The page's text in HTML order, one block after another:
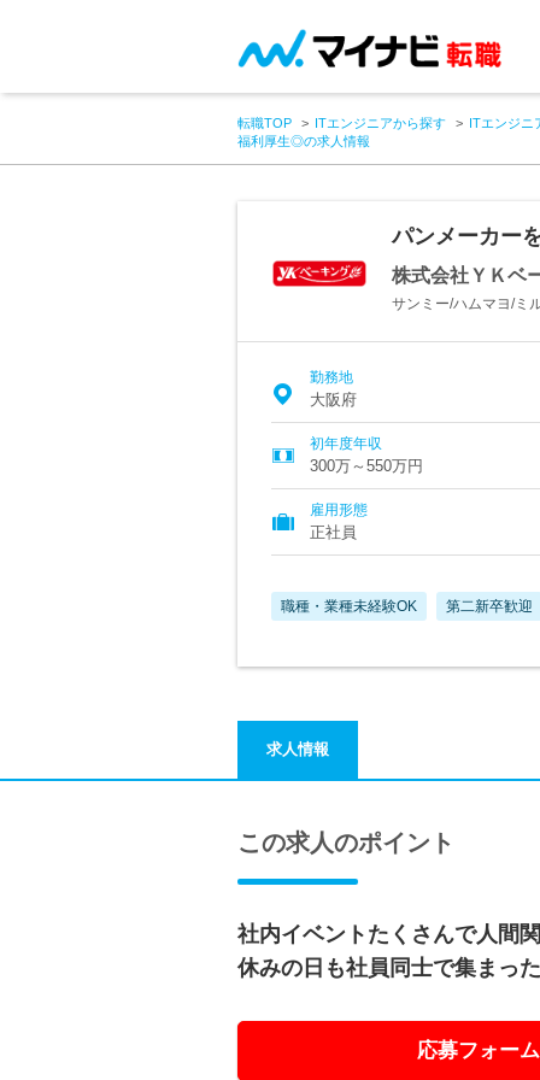
転職TOP ITエンジニアから探す
ITエンジニ
福利厚生◎の求人情報
パンメーカー
株式会社ＹＫベ
サンミー/ハムマヨ/ミ
勤務地
大阪府
初年度年収
300万～550万円
雇用形態
正社員
職種・業種未経験OK 第二新卒歓迎
求人情報
この求人のポイント
社内イベントたくさんで人間
休みの日も社員同士で集まっ
応募フォー